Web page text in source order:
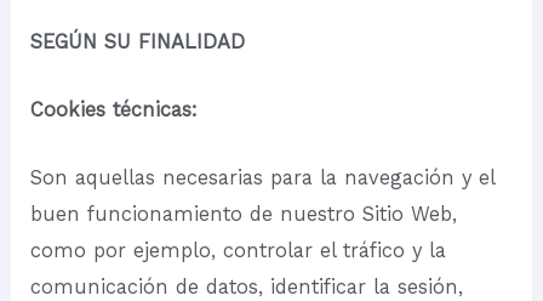
SEGÚN SU FINALIDAD
Cookies técnicas:
Son aquellas necesarias para la navegación y el
buen funcionamiento de nuestro Sitio Web,
como por ejemplo, controlar el tráfico y la
comunicación de datos, identificar la sesión,